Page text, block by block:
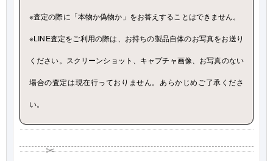
※査定の際に「本物か偽物か」をお答えすることはできません。
※LINE査定をご利用の際は、お持ちの製品自体のお写真をお送り
ください。スクリーンショット、キャプチャ画像、お写真のない
場合の査定は現在行っておりません。あらかじめご了承くださ
い。
✂